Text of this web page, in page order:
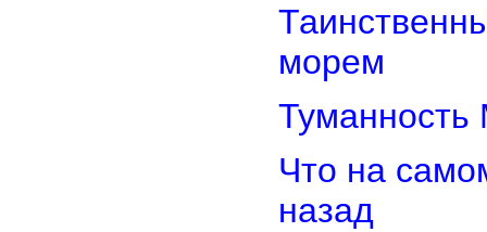
морем
Туманность
Что на
назад